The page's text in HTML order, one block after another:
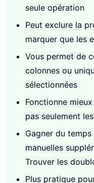
seule opération
Peut exclure la
marquer que les
Vous permet de
colonnes ou
sélectionnées
Fonctionne
pas seulement
Gagner du
manuelles
Trouver les
Plus pratique